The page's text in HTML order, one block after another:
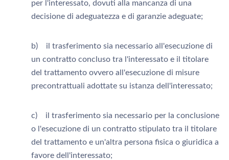
per l'interessato, dovuti alla mancanza di una
decisione di adeguatezza e di garanzie adeguate;
b) il trasferimento sia necessario all'esecuzione di
un contratto concluso tra l'interessato e il titolare
del trattamento ovvero all'esecuzione di misure
precontrattuali adottate su istanza dell'interessato;
c) il trasferimento sia necessario per la conclusione
o l'esecuzione di un contratto stipulato tra il titolare
del trattamento e un'altra persona fisica o giuridica a
favore dell'interessato;